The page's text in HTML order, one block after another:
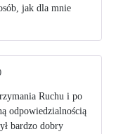
jak dla mnie
Ruchu i po
odpowiedzialnością
bardzo dobry